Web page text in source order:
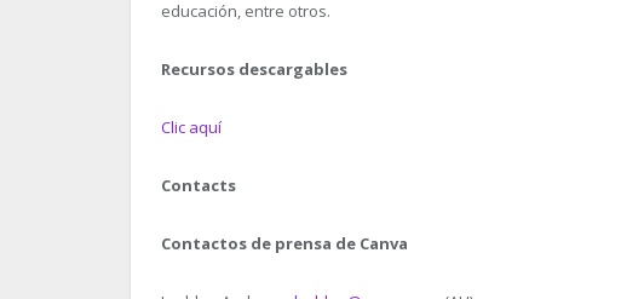
educación, entre otros.
Recursos descargables
Clic aquí
Contacts
Contactos de prensa de Canva